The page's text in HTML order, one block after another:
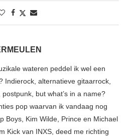
wateren peddel ik wel een
Indierock, alternatieve gitaarrock,
but what’s in a name?
pop waarvan ik vandaag nog
Boys, Kim Wilde, Prince en Michael
Kick van INXS, deed me richting